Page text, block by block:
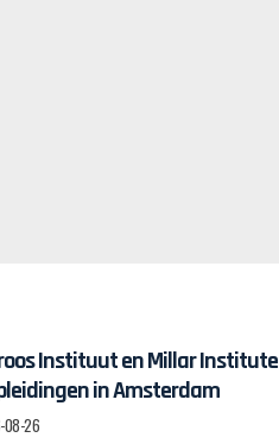
Instituut en Millar
in Amsterdam
08-26